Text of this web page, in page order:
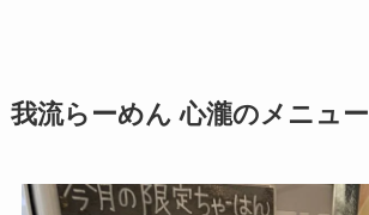
我流らーめん 心瀧のメニュー